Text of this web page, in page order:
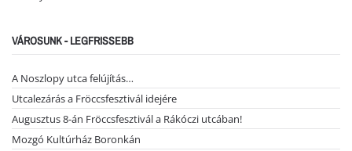
VÁROSUNK - LEGFRISSEBB
A Noszlopy utca felújítás…
Utcalezárás a Fröccsfesztivál idejére
Augusztus 8-án Fröccsfesztivál a Rákóczi utcában!
Mozgó Kultúrház Boronkán